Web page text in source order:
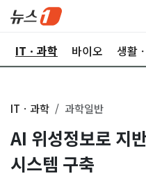
ITㆍ과학 바이오 생활
ITㆍ과학 과학일반
AI 위성정보로 지
시스템 구축